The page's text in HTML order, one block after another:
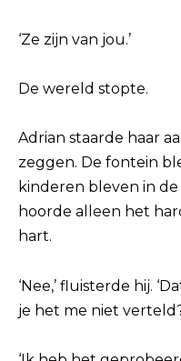
‘Ze zijn van jou.’
De wereld stopte.
Adrian staarde haar
zeggen. De fontein
kinderen bleven in
hoorde alleen het
hart.
‘Nee,’ fluisterde hij.
je het me niet